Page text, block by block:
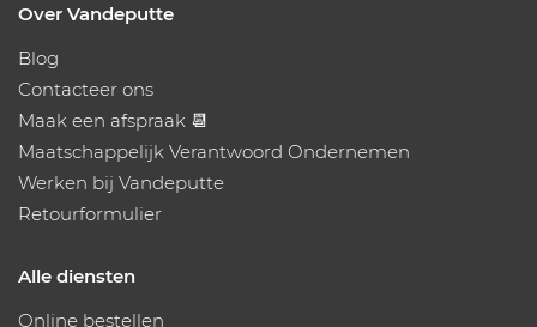
Over Vandeputte
Blog
Contacteer ons
Maak een afspraak 📆
Maatschappelijk Verantwoord Ondernemen
Werken bij Vandeputte
Retourformulier
Alle diensten
Online bestellen